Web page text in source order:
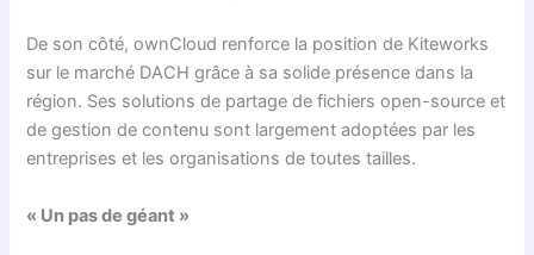
De son côté, ownCloud renforce la position de Kiteworks
sur le marché DACH grâce à sa solide présence dans la
région. Ses solutions de partage de fichiers open-source et
de gestion de contenu sont largement adoptées par les
entreprises et les organisations de toutes tailles.
« Un pas de géant »